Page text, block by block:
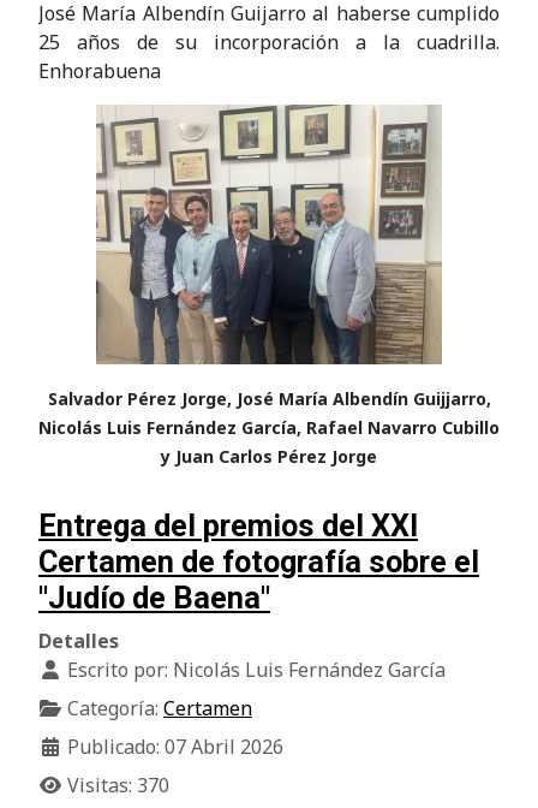
José María Albendín Guijarro al haberse cumplido
25 años de su incorporación a la cuadrilla.
Enhorabuena
Salvador Pérez Jorge, José María Albendín Guijjarro,
Nicolás Luis Fernández García, Rafael Navarro Cubillo
y Juan Carlos Pérez Jorge
Entrega del premios del XXI
Certamen de fotografía sobre el
"Judío de Baena"
Detalles
Escrito por: Nicolás Luis Fernández García
Categoría: Certamen
Publicado: 07 Abril 2026
Visitas: 370